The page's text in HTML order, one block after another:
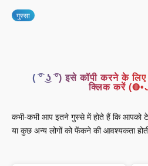
गुस्सा
( ͡° ͜ʖ ͡°) इसे कॉपी करने के लिए
क्लिक करें
कभी-कभी आप इतने गुस्से में होते हैं कि आपको
या कुछ अन्य लोगों को फेंकने की आवश्यकता